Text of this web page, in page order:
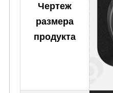
Чертеж
размера
продукта